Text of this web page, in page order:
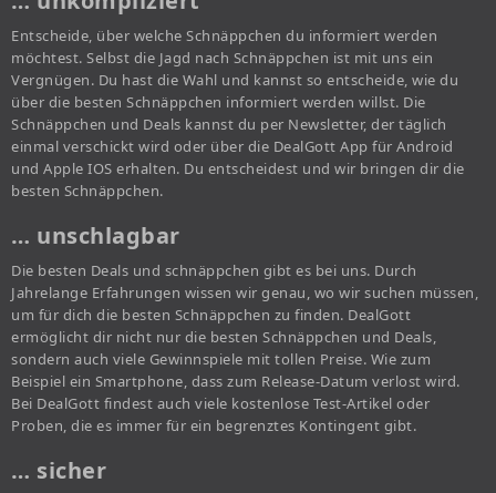
Entscheide, über welche Schnäppchen du informiert werden
möchtest. Selbst die Jagd nach Schnäppchen ist mit uns ein
Vergnügen. Du hast die Wahl und kannst so entscheide, wie du
über die besten Schnäppchen informiert werden willst. Die
Schnäppchen und Deals kannst du per Newsletter, der täglich
einmal verschickt wird oder über die DealGott App für Android
und Apple IOS erhalten. Du entscheidest und wir bringen dir die
besten Schnäppchen.
… unschlagbar
Die besten Deals und schnäppchen gibt es bei uns. Durch
Jahrelange Erfahrungen wissen wir genau, wo wir suchen müssen,
um für dich die besten Schnäppchen zu finden. DealGott
ermöglicht dir nicht nur die besten Schnäppchen und Deals,
sondern auch viele Gewinnspiele mit tollen Preise. Wie zum
Beispiel ein Smartphone, dass zum Release-Datum verlost wird.
Bei DealGott findest auch viele kostenlose Test-Artikel oder
Proben, die es immer für ein begrenztes Kontingent gibt.
… sicher